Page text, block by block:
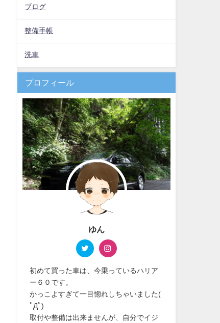
ブログ
整備手帳
洗車
プロフィール
ゆん
初めて買った車は、今乗っているハリア
ー６０です。
かっこよすぎて一目惚れしちゃいました(
ﾟДﾟ)
取付や整備は出来ませんが、自分でイジ